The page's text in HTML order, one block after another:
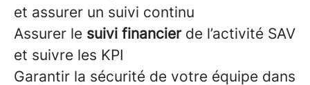
et assurer un suivi continu
Assurer le suivi financierde l’activité SAV
et suivre les KPI
Garantir la sécurité de votre équipe dans